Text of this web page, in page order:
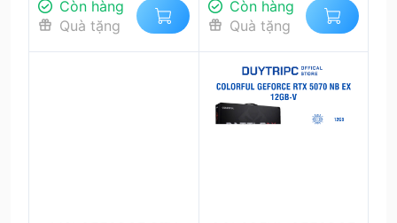
Gaming Full HD & 2K
Còn hàng
Quà tặng
Còn hàng
Quà tặng